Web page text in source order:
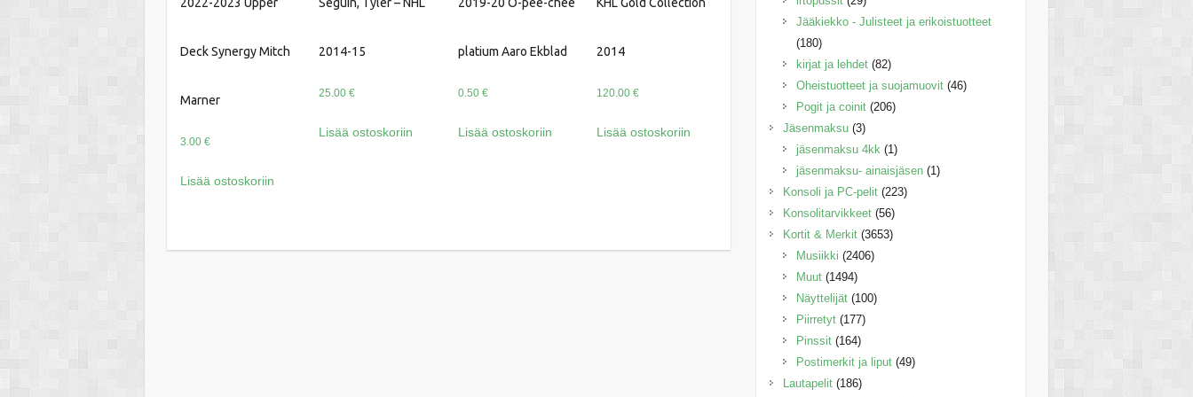
Deck Synergy Mitch
Marner
3.00 €
Lisää ostoskoriin
2014-15
25.00€
Lisää ostoskoriin
platium Aaro Ekblad
0.50 €
Lisää ostoskoriin
2014
120.00€
Lisää ostoskoriin
Jääkiekko - Julisteet ja erikoistuotteet
(180)
kirjat ja lehdet (82)
Oheistuotteet ja suojamuovit (46)
Pogit ja coinit (206)
Jäsenmaksu (3)
jäsenmaksu 4kk (1)
jäsenmaksu- ainaisjäsen (1)
Konsoli ja PC-pelit (223)
Konsolitarvikkeet (56)
Kortit & Merkit (3653)
Musiikki (2406)
Muut (1494)
Näyttelijät (100)
Piirretyt (177)
Pinssit (164)
Postimerkit ja liput (49)
Lautapelit (186)